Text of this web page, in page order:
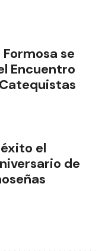
se
Encuentro
el
de